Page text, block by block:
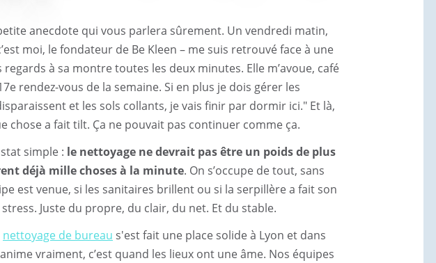
anecdote qui vous parlera sûrement. Un vendredi matin,
moi, le fondateur de Be Kleen – me suis retrouvé face à une
regards à sa montre toutes les deux minutes. Elle m’avoue, café
rendez-vous de la semaine. Si en plus je dois gérer les
et les sols collants, je vais finir par dormir ici." Et là,
chose a fait tilt. Ça ne pouvait pas continuer comme ça.
simple : le nettoyage ne devrait pas être un poids de plus
déjà mille choses à la minute. On s’occupe de tout, sans
est venue, si les sanitaires brillent ou si la serpillère a fait son
Juste du propre, du clair, du net. Et du stable.
nettoyage de bureau s'est fait une place solide à Lyon et dans
vraiment, c’est quand les lieux ont une âme. Nos équipes